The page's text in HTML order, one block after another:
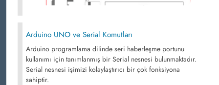
Arduino UNO ve Serial Komutları
Arduino programlama dilinde seri haberleşme portunu
kullanımı için tanımlanmış bir Serial nesnesi bulunmaktadır.
Serial nesnesi işimizi kolaylaştırıcı bir çok fonksiyona
sahiptir.